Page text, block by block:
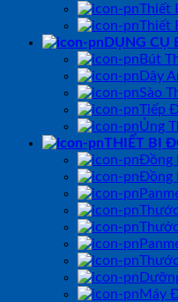
Thiết
Thiết
DỤNG CỤ
Bút
Dây
Sào
Tiếp
Ủng
THIẾT BỊ
Đồng
Đồng
Máy